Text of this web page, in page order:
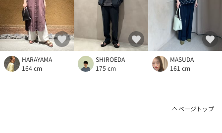
HARAYAMA
164 cm
SHIROEDA
175 cm
MASUDA
161 cm
ページトップ